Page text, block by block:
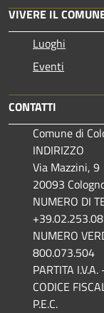
VIVERE IL
Luoghi
Eventi
CONTATTI
Comune di
INDIRIZZO
Via Mazzini, 9
20093
NUMERO DI
NUMERO
800.073.504
PARTITA
CODICE
P.E.C.